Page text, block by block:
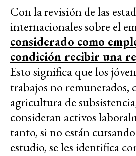
Con la revisión de las
internacionales sobre el
considerado como
condición recibir una
Esto significa que los
trabajos no remunerados,
agricultura de
consideran activos
tanto, si no están
estudio, se les identifica